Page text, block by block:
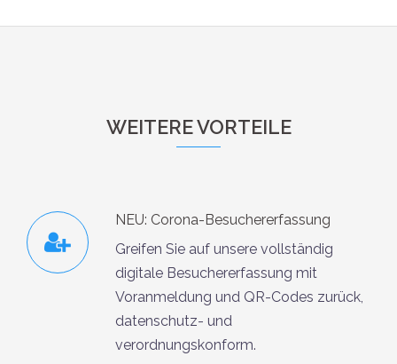
WEITERE VORTEILE
NEU: Corona-Besuchererfassung
Greifen Sie auf unsere vollständig
digitale Besuchererfassung mit
Voranmeldung und QR-Codes zurück,
datenschutz- und
verordnungskonform.